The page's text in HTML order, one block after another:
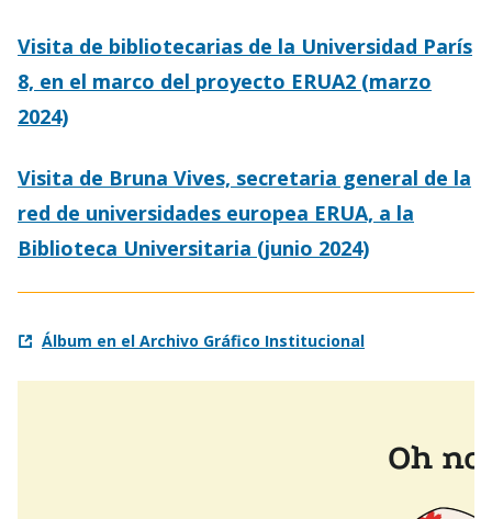
Visita de bibliotecarias de la Universidad París
8, en el marco del proyecto ERUA2 (marzo
2024)
Visita de Bruna Vives, secretaria general de la
red de universidades europea ERUA, a la
Biblioteca Universitaria (junio 2024)
Álbum en el Archivo Gráfico Institucional